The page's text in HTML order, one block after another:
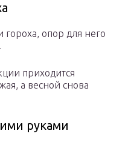
опор для него
приходится
а весной снова
руками